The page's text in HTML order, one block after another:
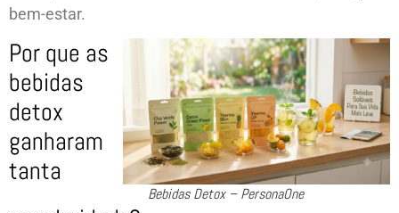
bem-estar.
Bebidas Detox – PersonaOne
Por que as
bebidas
detox
ganharam
tanta